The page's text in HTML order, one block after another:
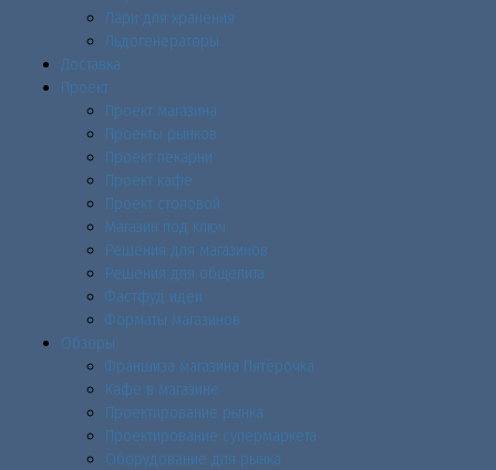
Лари для хранения
Льдогенераторы
Доставка
Проект
Проект магазина
Проекты рынков
Проект пекарни
Проект кафе
Проект столовой
Магазин под ключ
Решения для магазинов
Решения для общепита
Фастфуд идеи
Форматы магазинов
Обзоры
Франшиза магазина Пятёрочка
Кафе в магазине
Проектирование рынка
Проектирование супермаркета
Оборудование для рынка